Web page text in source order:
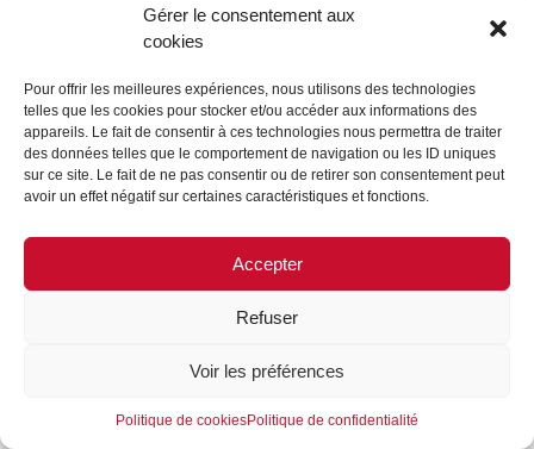
Gérer le consentement aux
cookies
Pour offrir les meilleures expériences, nous utilisons des technologies
telles que les cookies pour stocker et/ou accéder aux informations des
appareils. Le fait de consentir à ces technologies nous permettra de traiter
des données telles que le comportement de navigation ou les ID uniques
sur ce site. Le fait de ne pas consentir ou de retirer son consentement peut
avoir un effet négatif sur certaines caractéristiques et fonctions.
Accepter
Refuser
Voir les préférences
Politique de cookiesPolitique de confidentialité
MENTIONS LÉGALES CONTACTEZ-NOUS
REJOIGNEZ-NOUS
SUIVEZ-NOUS
©FORMES & SCULPTURES. 2023